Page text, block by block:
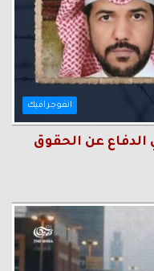
انفوجرافيك
عن الحقوق